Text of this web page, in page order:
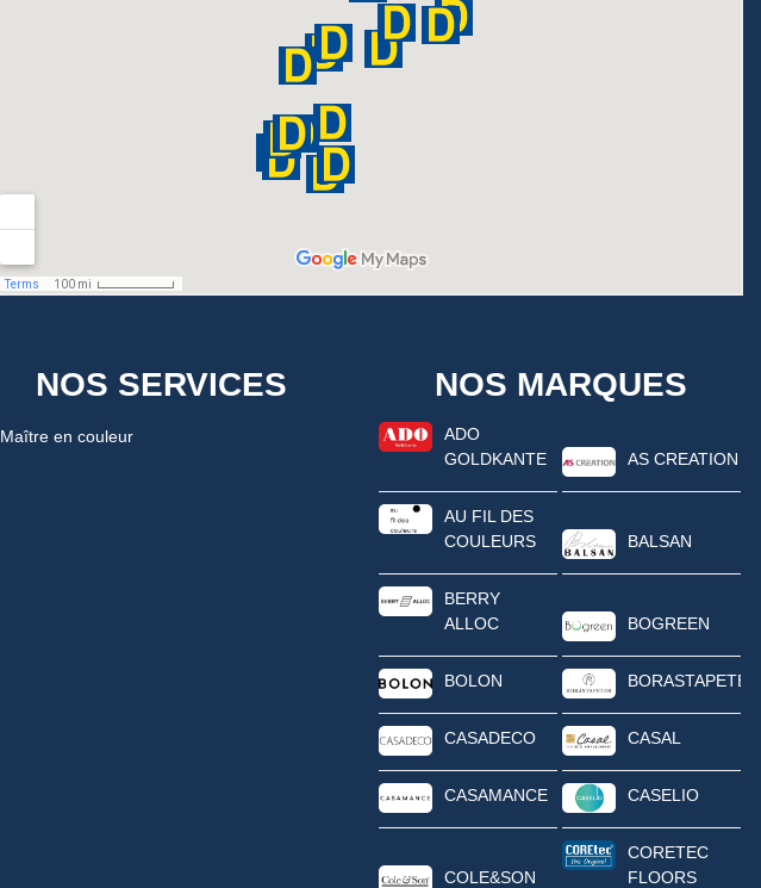
NOS SERVICES
Maître en couleur
NOS MARQUES
ADO
GOLDKANTE
AS CREATION
AU FIL DES
COULEURS
BALSAN
BERRY
ALLOC
BOGREEN
BOLON BORASTAPETER
CASADECO CASAL
CASAMANCE CASELIO
COLE&SON
CORETEC
FLOORS